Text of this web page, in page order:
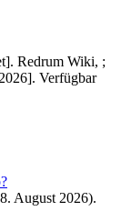
Redrum Wiki, ;
Verfügbar
August 2026).